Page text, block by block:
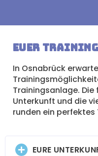
Euer
In Osnabrück
Trainingsanlage.
Unterkunft und die
runden ein
EURE